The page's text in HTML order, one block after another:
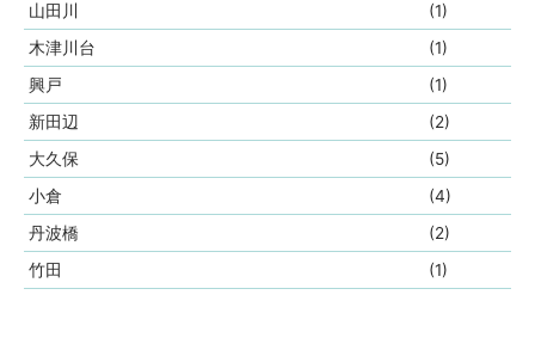
山田川
(1)
木津川台
(1)
興戸
(1)
新田辺
(2)
大久保
(5)
小倉
(4)
丹波橋
(2)
竹田
(1)